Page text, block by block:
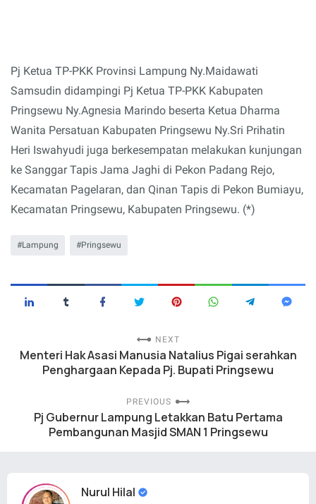
Pj Ketua TP-PKK Provinsi Lampung Ny.Maidawati
Samsudin didampingi Pj Ketua TP-PKK Kabupaten
Pringsewu Ny.Agnesia Marindo beserta Ketua Dharma
Wanita Persatuan Kabupaten Pringsewu Ny.Sri Prihatin
Heri Iswahyudi juga berkesempatan melakukan kunjungan
ke Sanggar Tapis Jama Jaghi di Pekon Padang Rejo,
Kecamatan Pagelaran, dan Qinan Tapis di Pekon Bumiayu,
Kecamatan Pringsewu, Kabupaten Pringsewu. (*)
Lampung Pringsewu
NEXT
Menteri Hak Asasi Manusia Natalius Pigai serahkan
Penghargaan Kepada Pj. Bupati Pringsewu
PREVIOUS
Pj Gubernur Lampung Letakkan Batu Pertama
Pembangunan Masjid SMAN 1 Pringsewu
Nurul Hilal